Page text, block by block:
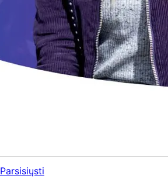
Parsisiųsti